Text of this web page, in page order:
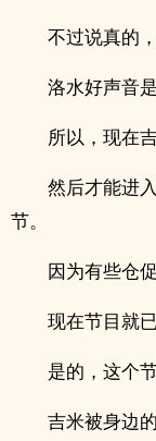
不过说真的
洛水好声音
所以，现在
然后才能进
节。
因为有些仓
现在节目就
是的，这个
吉米被身边